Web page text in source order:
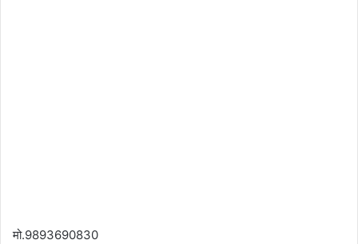
मो.9893690830